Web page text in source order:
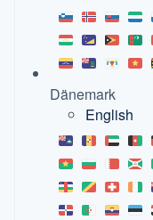
Dänemark
English